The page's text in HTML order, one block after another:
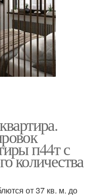
п44т с
количества
от 37 кв. м. до